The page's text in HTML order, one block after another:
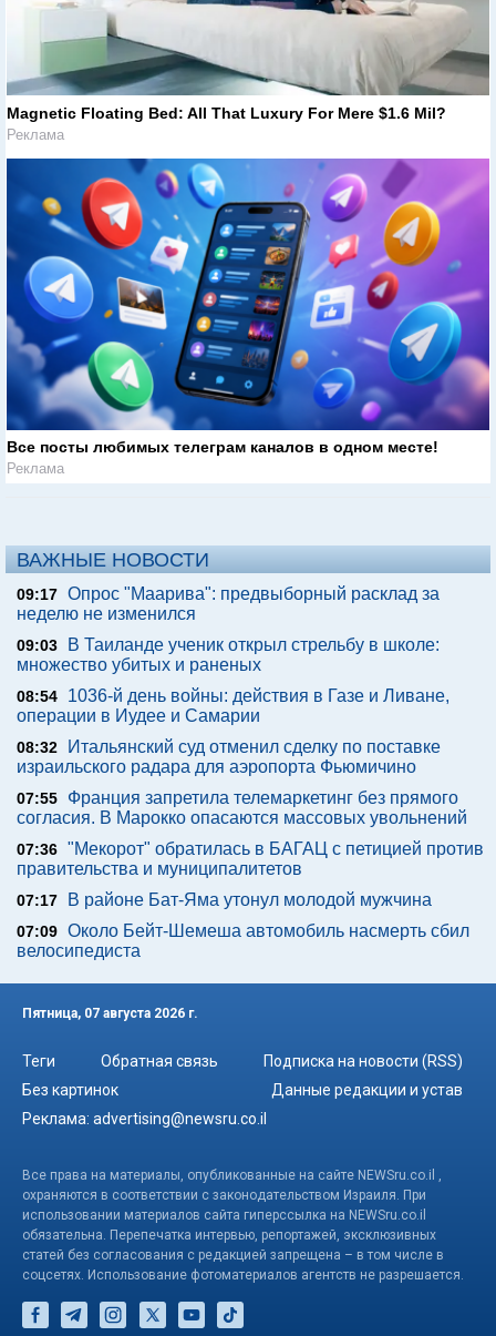
Magnetic Floating Bed: All That Luxury For Mere $1.6 Mil?
Реклама
Все посты любимых телеграм каналов в одном месте!
Реклама
ВАЖНЫЕ НОВОСТИ
09:17 Опрос "Mаарива": предвыборный расклад за
неделю не изменился
09:03
В Таиланде ученик открыл стрельбу в школе:
множество убитых и раненых
08:54
1036-й день войны: действия в Газе и Ливане,
операции в Иудее и Самарии
08:32
Итальянский суд отменил сделку по поставке
израильского радара для аэропорта Фьюмичино
07:55
Франция запретила телемаркетинг без прямого
согласия. В Марокко опасаются массовых увольнений
07:36 "Мекорот" обратилась в БАГАЦ с петицией против
правительства и муниципалитетов
07:17 В районе Бат-Яма утонул молодой мужчина
07:09 Около Бейт-Шемеша автомобиль насмерть сбил
велосипедиста
Пятница, 07 августа 2026 г.
Теги Обратная связь
Подписка на новости (RSS)
Без картинок
Данные редакции и устав
Реклама: advertising@newsru.co.il
Все права на материалы, опубликованные на сайте NEWSru.co.il ,
охраняются в соответствии с законодательством Израиля. При
использовании материалов сайта гиперссылка на NEWSru.co.il
обязательна. Перепечатка интервью, репортажей, эксклюзивных
статей без согласования с редакцией запрещена – в том числе в
соцсетях. Использование фотоматериалов агентств не разрешается.